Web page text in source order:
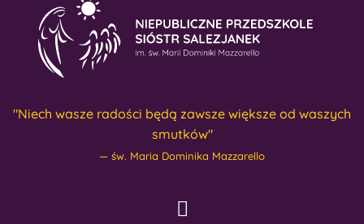
"Niech wasze radości będą zawsze większe od waszych
smutków"
św. Maria Dominika Mazzarello